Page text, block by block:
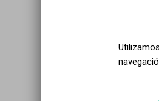
especialment dissenyat per
de públic. A través de moviments
cos, millorar la postura, la